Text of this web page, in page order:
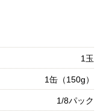
1玉
1缶（150g）
1/8パック